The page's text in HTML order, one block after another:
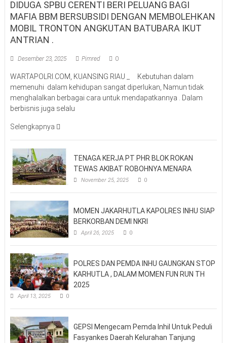
DIDUGA SPBU CERENTI BERI PELUANG BAGI
MAFIA BBM BERSUBSIDI DENGAN MEMBOLEHKAN
MOBIL TRONTON ANGKUTAN BATUBARA IKUT
ANTRIAN .
Desember 23, 2025 Pimred 0
WARTAPOLRI.COM, KUANSING RIAU _ Kebutuhan dalam
memenuhi dalam kehidupan sangat diperlukan, Namun tidak
menghalalkan berbagai cara untuk mendapatkannya . Dalam
berbisnis juga selalu
Selengkapnya
TENAGA KERJA PT PHR BLOK ROKAN
TEWAS AKIBAT ROBOHNYA MENARA
November 25, 2025 0
MOMEN JAKARHUTLA KAPOLRES INHU SIAP
BERKORBAN DEMI NKRI
April 26, 2025 0
POLRES DAN PEMDA INHU GAUNGKAN STOP
KARHUTLA , DALAM MOMEN FUN RUN TH
2025
April 13, 2025 0
GEPSI Mengecam Pemda Inhil Untuk Peduli
Fasyankes Daerah Kelurahan Tanjung